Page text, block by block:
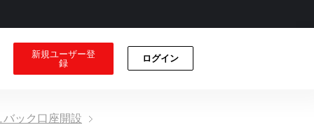
新規ユーザー登
録
ログイン
ック口座開設